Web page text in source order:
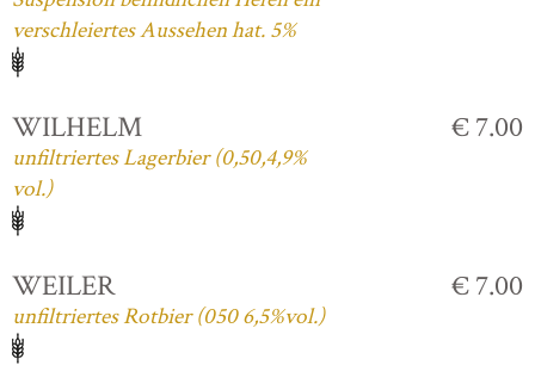
verschleiertes Aussehen hat. 5%
WILHELM
unfiltriertes Lagerbier (0,50,4,9%
vol.)
€ 7.00
WEILER
unfiltriertes Rotbier (050 6,5%vol.)
€ 7.00